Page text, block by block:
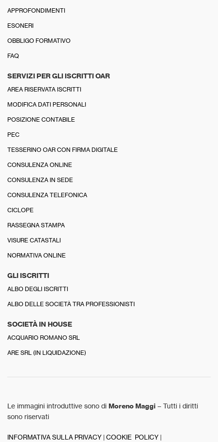
APPROFONDIMENTI
ESONERI
OBBLIGO FORMATIVO
FAQ
SERVIZI PER GLI ISCRITTI OAR
AREA RISERVATA ISCRITTI
MODIFICA DATI PERSONALI
POSIZIONE CONTABILE
PEC
TESSERINO OAR CON FIRMA DIGITALE
CONSULENZA ONLINE
CONSULENZA IN SEDE
CONSULENZA TELEFONICA
CICLOPE
RASSEGNA STAMPA
VISURE CATASTALI
NORMATIVA ONLINE
GLI ISCRITTI
ALBO DEGLI ISCRITTI
ALBO DELLE SOCIETÀ TRA PROFESSIONISTI
SOCIETÀ IN HOUSE
ACQUARIO ROMANO SRL
ARE SRL (IN LIQUIDAZIONE)
Le immagini introduttive sono di Moreno Maggi – Tutti i diritti
sono riservati
INFORMATIVA SULLA PRIVACY COOKIE POLICY